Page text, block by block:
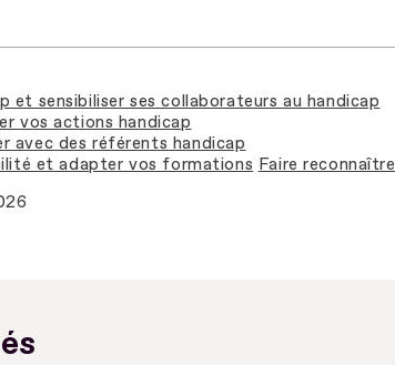
et sensibiliser ses collaborateurs au handicap
vos actions handicap
avec des référents handicap
et adapter vos formations Faire